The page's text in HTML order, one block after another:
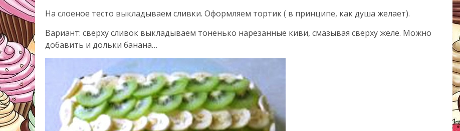
На слоеное тесто выкладываем сливки. Оформляем тортик ( в принципе, как душа желает).
Вариант: сверху сливок выкладываем тоненько нарезанные киви, смазывая сверху желе. Можно
добавить и дольки банана…